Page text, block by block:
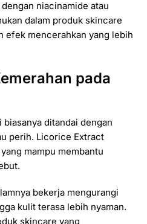
niacinamide atau
dalam produk skincare
efek mencerahkan yang lebih
pada
ditandai dengan
perih. Licorice Extract
mampu membantu
bekerja mengurangi
kulit terasa lebih nyaman.
skincare yang